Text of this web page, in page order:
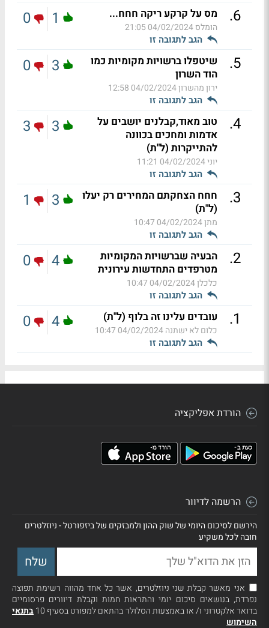
6
. מס על קרקע ריקה חחח...
הומלס04/02/2024 21:05
הגב לתגובה זו
1
0
5
.
שיטפלו ברשויות מקומיות כמו
הוד השרון
ירון מהשרון04/02/2024 12:58
הגב לתגובה זו
3
0
4
.
טוב מאוד,קבלנים יושבים על
אדמות ומחכים בכוונה
להתייקרות (ל"ת)
יוני04/02/2024 11:21
הגב לתגובה זו
3
3
3
.
חחח הצחקתם המחירים רק יעלו
(ל"ת)
מתן04/02/2024 10:47
הגב לתגובה זו
3
1
2
.
הבעיה שברשויות המקומיות
מטרפדים התחדשות עירונית
כלכלן04/02/2024 10:47
הגב לתגובה זו
4
0
1
. עובדים עלינו זה בלוף (ל"ת)
כלום לא ישתנה04/02/2024 10:47
הגב לתגובה זו
4
0
הורדת אפליקציה
הרשמה לדיוור
הירשם לסיכום היומי של שוק ההון ולמבזקים של ביזפורטל - ניוזלטרים
חובה לכל משקיע
אני מאשר קבלת שני ניוזלטרים, אשר כל אחד מהווה רשימת תפוצה
נפרדת, בנושאים סיכום יומי והתראות חמות וקבלת דיוורים פרסומיים
בדואר אלקטרוני ו/ או באמצעות הסלולר בהתאם למפורט בסעיף 10
בתנאי
השימוש